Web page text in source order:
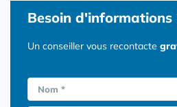
Besoin d'informations
Un conseiller vous recontacte
Nom *